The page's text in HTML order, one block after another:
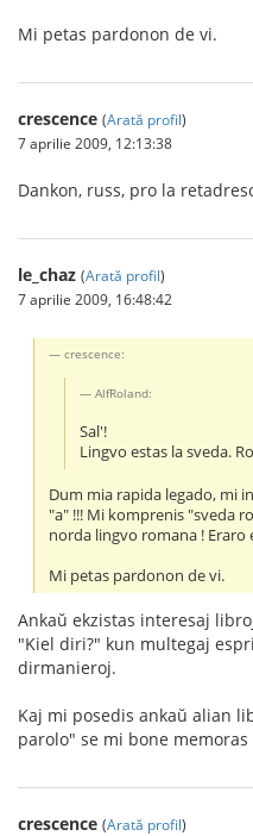
Mi petas pardonon de vi.
crescence (Arată profil)
7 aprilie 2009, 12:13:38
Dankon, russ, pro la
le_chaz (Arată profil)
7 aprilie 2009, 16:48:42
crescence:
AlfRoland:
Sal'!
Lingvo estas la sveda.
Dum mia rapida legado, mi
"a" !!! Mi komprenis "sveda
norda lingvo romana ! Eraro
Mi petas pardonon de vi.
Ankaŭ ekzistas interesaj
"Kiel diri?" kun multegaj
dirmanieroj.
Kaj mi posedis ankaŭ alian
parolo" se mi bone
crescence (Arată profil)